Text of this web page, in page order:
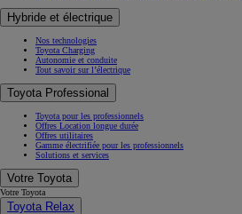
Hybride et électrique
Nos technologies
Toyota Charging
Autonomie et conduite
Tout savoir sur l’électrique
Toyota Professional
Toyota pour les professionnels
Offres Location longue durée
Offres utilitaires
Gamme électrifiée pour les professionnels
Solutions et services
Votre Toyota
Votre Toyota
Toyota Relax